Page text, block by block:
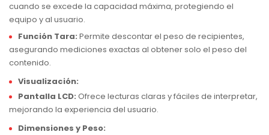
cuando se excede la capacidad máxima, protegiendo el
equipo y al usuario.
Función Tara: Permite descontar el peso de recipientes,
asegurando mediciones exactas al obtener solo el peso del
contenido.
Visualización:
Pantalla LCD: Ofrece lecturas claras y fáciles de interpretar,
mejorando la experiencia del usuario.
Dimensiones y Peso: